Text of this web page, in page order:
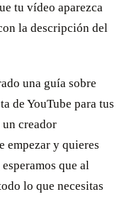
tu vídeo aparezca
la descripción del
una guía sobre
de YouTube para tus
un creador
empezar y quieres
que al
lo que necesitas